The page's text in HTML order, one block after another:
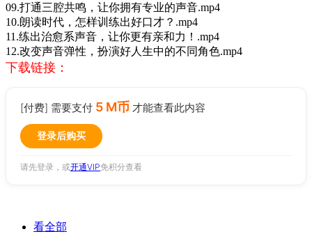
09.打通三腔共鸣，让你拥有专业的声音.mp4
10.朗读时代，怎样训练出好口才？.mp4
11.练出治愈系声音，让你更有亲和力！.mp4
12.改变声音弹性，扮演好人生中的不同角色.mp4
下载链接：
[付费] 需要支付 5 M币 才能查看此内容
登录后购买
请先登录，或开通VIP免积分查看
看全部